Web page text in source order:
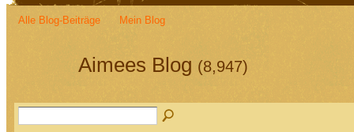
Alle Blog-Beiträge Mein Blog
Aimees Blog (8,947)